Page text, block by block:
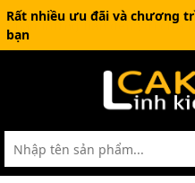
Rất nhiều ưu đãi và chương
bạn